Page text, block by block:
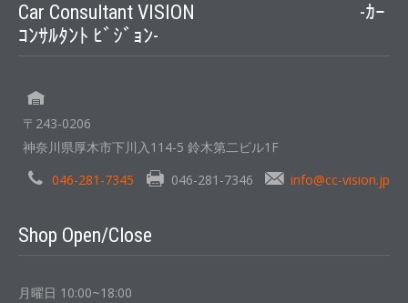
Car Consultant VISION -ｶｰ
ｺﾝｻﾙﾀﾝﾄ ﾋﾞｼﾞｮﾝ-
〒243-0206
神奈川県厚木市下川入114-5 鈴木第二ビル1F
046-281-7345
046-281-7346 info@cc-vision.jp
Shop Open/Close
月曜日 10:00~18:00